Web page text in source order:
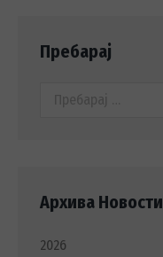
Пребарај
Архива Новости
2026